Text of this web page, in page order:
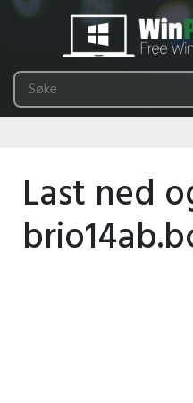
Last ned